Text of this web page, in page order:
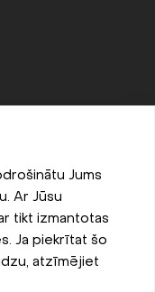
Jums
Ar Jūsu
tikt izmantotas
Ja piekrītat šo
atzīmējiet